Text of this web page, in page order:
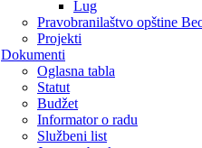
Lug
Pravobranilaštvo opštine
Projekti
Dokumenti
Oglasna tabla
Statut
Budžet
Informator o radu
Službeni list